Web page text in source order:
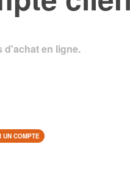
d'achat en ligne.
UN COMPTE